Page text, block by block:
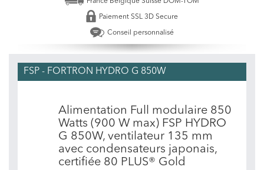
Paiement SSL 3D Secure
Conseil personnalisé
FSP - FORTRON HYDRO G 850W
Alimentation Full modulaire 850
Watts (900 W max) FSP HYDRO
G 850W, ventilateur 135 mm
avec condensateurs japonais,
certifiée 80 PLUS® Gold